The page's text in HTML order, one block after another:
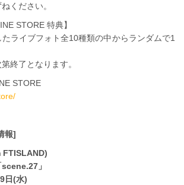
ください。
STORE 特典】
ライブフォト全10種類の中からランダムで1
終了となります。
STORE
報]
」
日(水)